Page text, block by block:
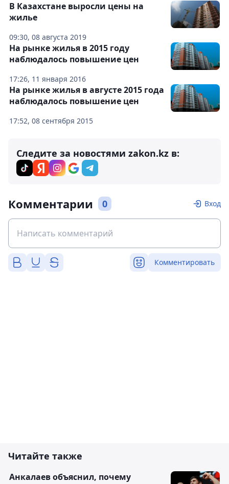
09:30, 08 августа 2019
В Казахстане выросли цены на
жилье
17:26, 11 января 2016
На рынке жилья в 2015 году
наблюдалось повышение цен
17:52, 08 сентября 2015
На рынке жилья в августе 2015 года
наблюдалось повышение цен
Следите за новостями zakon.kz в:
Комментарии 0 Вход
Комментировать
Читайте также
Анкалаев объяснил, почему